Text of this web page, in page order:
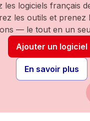
les logiciels français
les outils et prenez
— le tout en un
Ajouter un logiciel
En savoir plus